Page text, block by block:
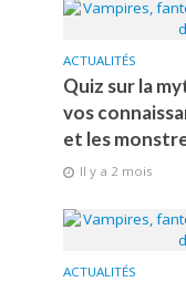
ACTUALITÉS
Quiz sur la
vos
et les
Il y a 2 mois
ACTUALITÉS